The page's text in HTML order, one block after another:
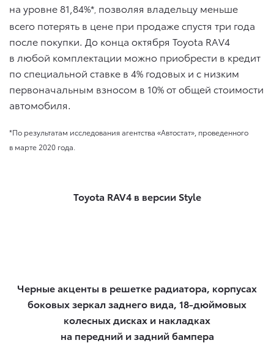
на уровне 81,84%* позволяя владельцу меньше
всего потерять в цене при продаже спустя три года
после покупки. До конца октября Toyota RAV4
в любой комплектации можно приобрести в кредит
по специальной ставке в 4% годовых и с низким
первоначальным взносом в 10% от общей стоимости
автомобиля.
*По результатам исследования агентства «Автостат», проведенного
в марте 2020 года.
Toyota RAV4 в версии Style
Черные акценты в решетке радиатора, корпусах
боковых зеркал заднего вида, 18-дюймовых
колесных дисках и накладках
на передний и задний бампера